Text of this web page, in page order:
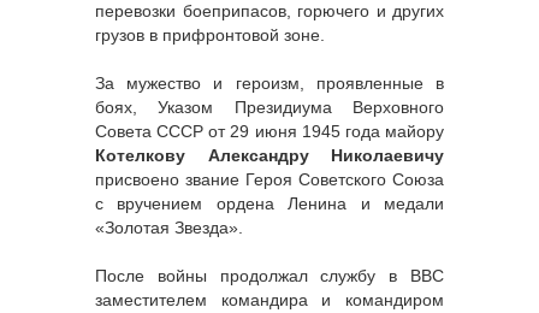
перевозки боеприпасов, горючего и других
грузов в прифронтовой зоне.
За мужество и героизм, проявленные в
боях, Указом Президиума Верховного
Совета СССР от 29 июня 1945 года майору
Котелкову Александру Николаевичу
присвоено звание Героя Советского Союза
с вручением ордена Ленина и медали
«Золотая Звезда».
После войны продолжал службу в ВВС
заместителем командира и командиром